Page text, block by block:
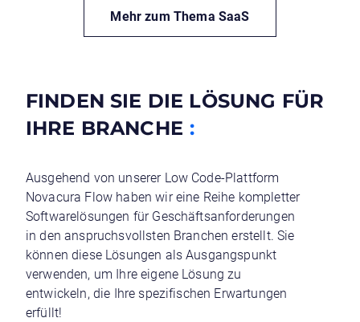
Mehr zum Thema SaaS
FINDEN SIE DIE LÖSUNG FÜR
IHRE BRANCHE :
Ausgehend von unserer Low Code-Plattform
Novacura Flow haben wir eine Reihe kompletter
Softwarelösungen für Geschäftsanforderungen
in den anspruchsvollsten Branchen erstellt. Sie
können diese Lösungen als Ausgangspunkt
verwenden, um Ihre eigene Lösung zu
entwickeln, die Ihre spezifischen Erwartungen
erfüllt!